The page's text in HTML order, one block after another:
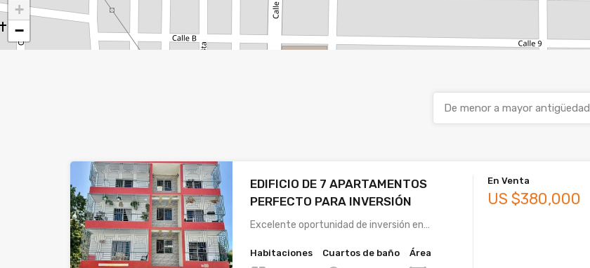
+
−
De menor a mayor antigüedad
EDIFICIO DE 7 APARTAMENTOS
PERFECTO PARA INVERSIÓN
Excelente oportunidad de inversión en…
Habitaciones Cuartos de baño Área
En Venta
US $380,000